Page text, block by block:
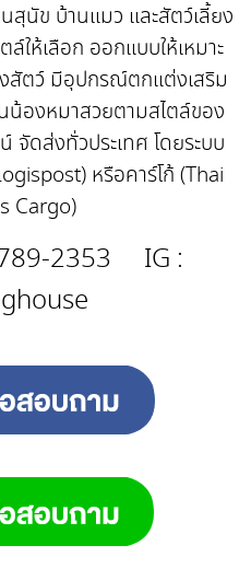
สุนัข บ้านแมว และสัตว์เลี้ยง
ให้เลือก ออกแบบให้เหมาะ
ตว์ มีอุปกรณ์ตกแต่งเสริม
น้องหมาสวยตามสไตล์ของ
ดส่งทั่วประเทศ โดยระบบ
หรือคาร์โก้ (Thai
Cargo)
2353 IG :